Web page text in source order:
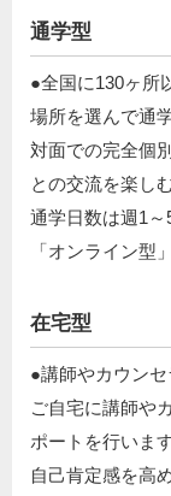
通学型
●全国に130ヶ所
場所を選んで通
対面での完全個
との交流を楽し
通学日数は週1
「オンライン型
在宅型
●講師やカウン
ご自宅に講師や
ポートを行いま
自己肯定感を高